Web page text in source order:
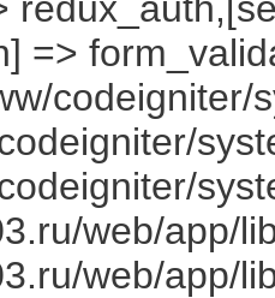
=>
codeigniter/
web/app/
web/app/